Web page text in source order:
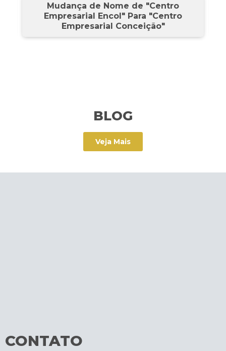
Mudança de Nome de "Centro
Empresarial Encol" Para "Centro
Empresarial Conceição"
BLOG
Veja Mais
CONTATO